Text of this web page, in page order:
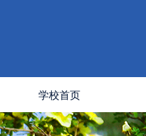
学校首页